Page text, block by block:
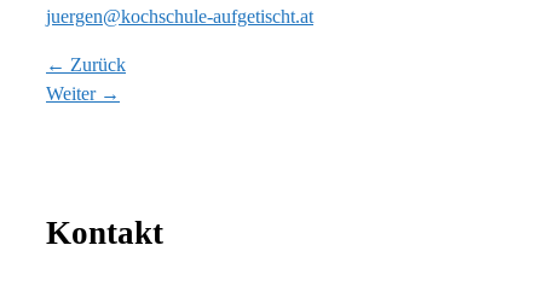
juergen@kochschule-aufgetischt.at
← Zurück
Weiter →
Kontakt